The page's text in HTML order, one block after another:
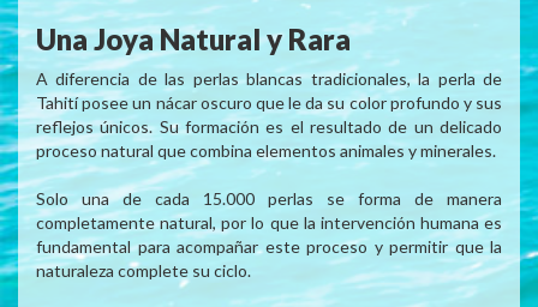
Una Joya Natural y Rara
A diferencia de las perlas blancas tradicionales, la perla de
Tahití posee un nácar oscuro que le da su color profundo y sus
reflejos únicos. Su formación es el resultado de un delicado
proceso natural que combina elementos animales y minerales.
Solo una de cada 15.000 perlas se forma de manera
completamente natural, por lo que la intervención humana es
fundamental para acompañar este proceso y permitir que la
naturaleza complete su ciclo.